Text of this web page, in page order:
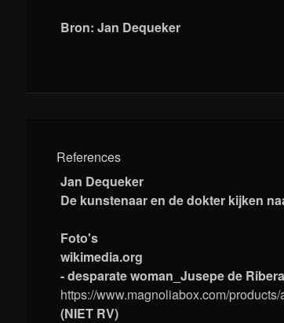
Bron: Jan Dequeker
References
Jan Dequeker
De kunstenaar en de dokter kijken
Foto's
wikimedia.org
- desparate woman_Jusepe de Ribera
https://www.magnoliabox.com/
(NIET RV)